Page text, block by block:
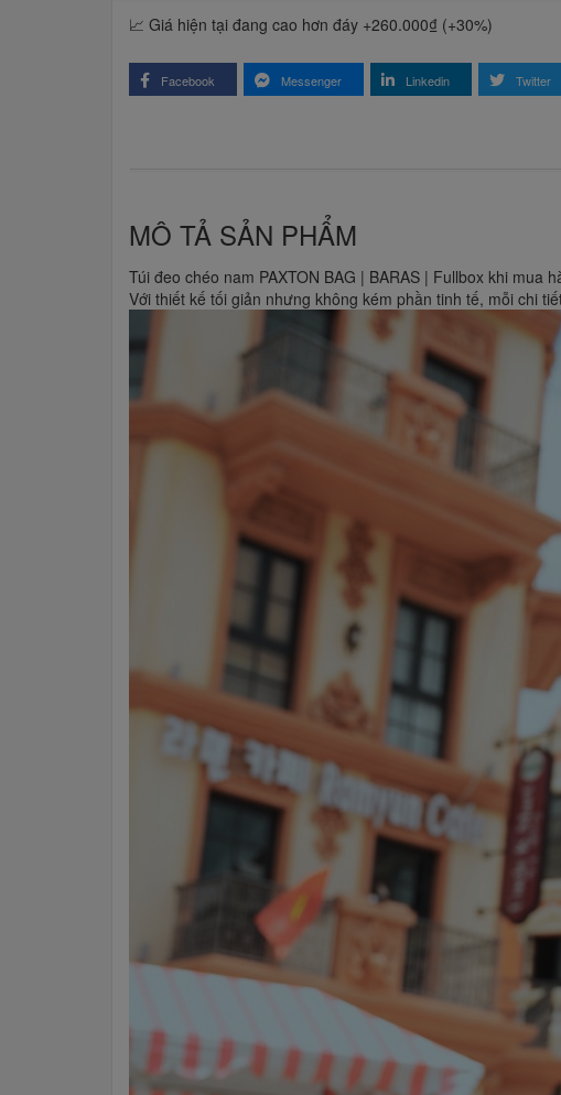
📈 Giá hiện tại đang cao hơn đáy +260.000₫ (+30%)
Facebook Messenger Linkedin Twitter
MÔ TẢ SẢN PHẨM
Túi đeo chéo nam PAXTON BAG | BARAS | Fullbox khi mua
Với thiết kế tối giản nhưng không kém phần tinh tế, mỗi chi